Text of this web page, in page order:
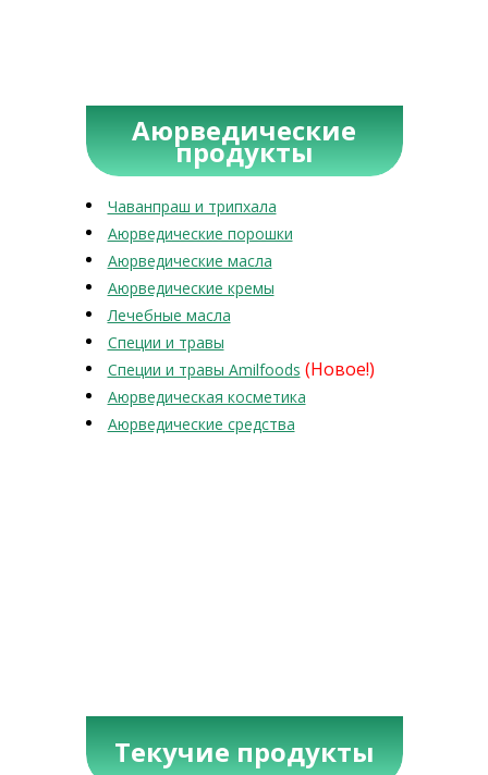
Аюрведические
продукты
Чаванпраш и трипхала
Аюрведические порошки
Аюрведические масла
Аюрведические кремы
Лечебные масла
Специи и травы
Специи и травы Amilfoods (Новое!)
Аюрведическая косметика
Аюрведические средства
Текучие продукты